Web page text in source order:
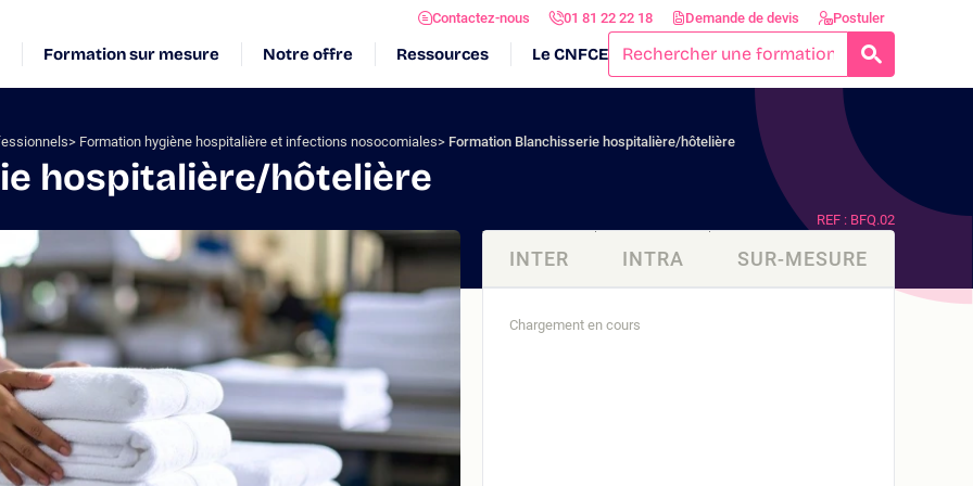
Contactez-nous 01 81 22 22 18 Demande de devis Postuler
Formation sur mesure Notre offre Ressources Le CNFCE
Formation hygiène hospitalière et infections nosocomiales Formation Blanchisserie hospitalière/hôtelière
hospitalière/hôtelière
REF : BFQ.02
INTER INTRA SUR-MESURE